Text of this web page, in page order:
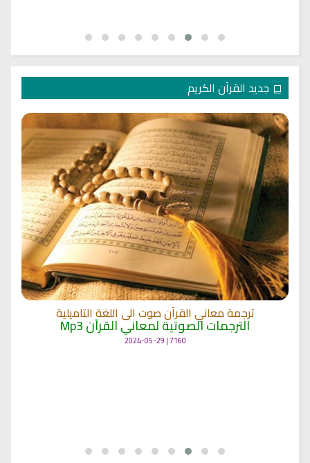
جديد القرآن الكريم
ترجمة معاني القرآن صوت الى اللغة التاميلية
الترجمات الصوتية لمعاني القرآن Mp3
7160 | 2024-05-29